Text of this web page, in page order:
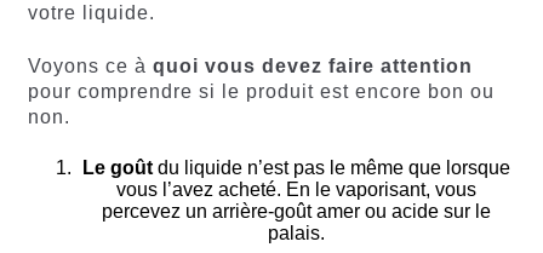
votre liquide.
Voyons ce à quoi vous devez faire attention
pour comprendre si le produit est encore bon ou
non.
Le goûtdu liquide n’est pas le même que lorsque
vous l’avez acheté. En le vaporisant, vous
percevez un arrière-goût amer ou acide sur le
palais.